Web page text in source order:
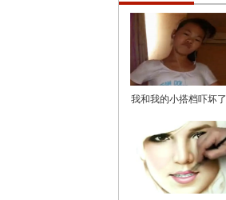
我和我的小搭档吓坏了